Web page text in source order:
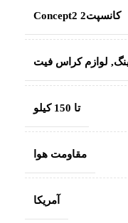
کانسپت2 Concept2
, لوازم کراس فیت
تا 150 کیلو
مقاومت هوا
آمریکا